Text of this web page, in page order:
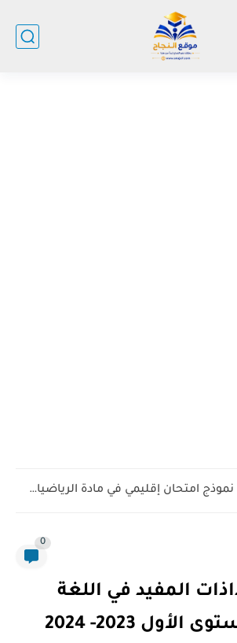
نموذج امتحان إقليمي في مادة الرياضيات للمستوى السادس ابتدائي...
0
المفيد في اللغة
2023- 2024